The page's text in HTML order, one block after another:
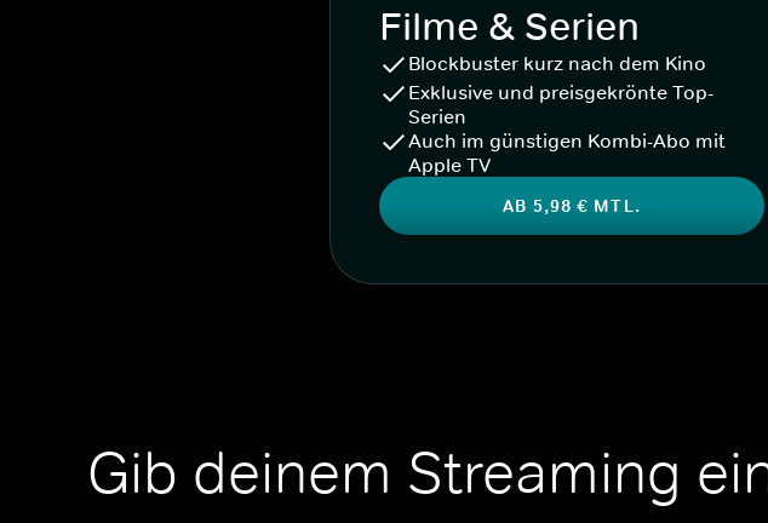
Filme & Serien
Blockbuster kurz nach dem Kino
Exklusive und preisgekrönte Top-
Serien
Auch im günstigen Kombi-Abo mit
Apple TV
AB 5,98 € MTL.
Gib deinem Streaming